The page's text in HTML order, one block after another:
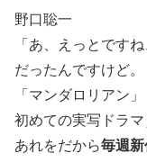
野口聡一
「あ、えっとです
だったんですけど。
「マンダロリアン
初めての実写ドラマ
あれをだから毎週